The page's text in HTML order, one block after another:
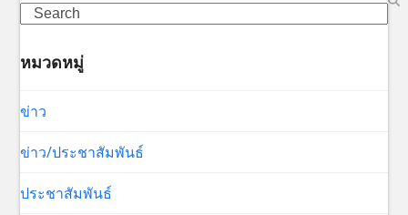
Search
หมวดหมู่
ข่าว
ข่าว/ประชาสัมพันธ์
ประชาสัมพันธ์